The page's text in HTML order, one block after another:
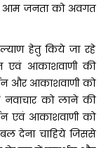
आम जनता को अवगत
हेतु किये जा रहे
एवं आकाशवाणी की
और आकाशवाणी को
को लाने की
एवं आकाशवाणी को
देना चाहिये जिससे